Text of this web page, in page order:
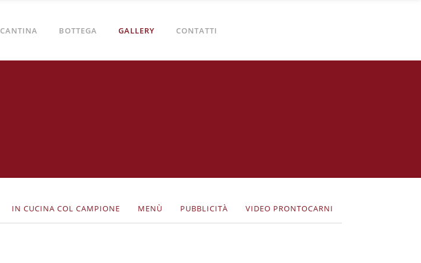
CANTINA BOTTEGA GALLERY CONTATTI
IN CUCINA COL CAMPIONE MENÙ PUBBLICITÀ VIDEO PRONTOCARNI